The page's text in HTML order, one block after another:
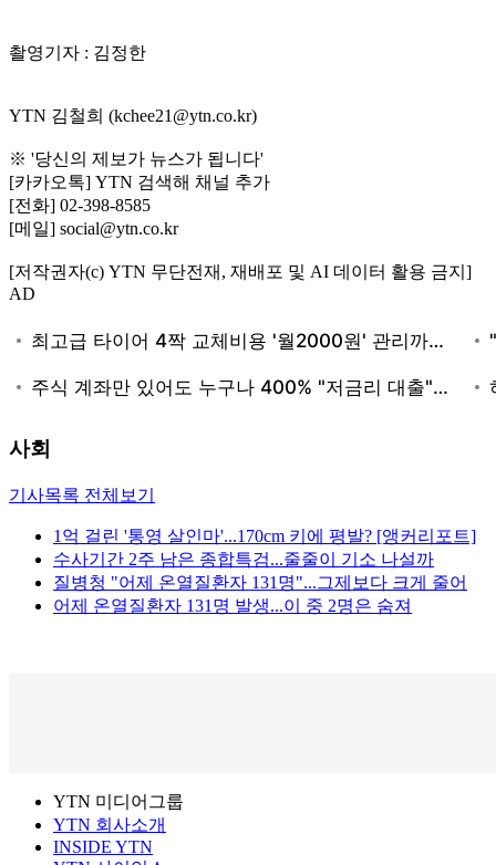
촬영기자 : 김정한
YTN 김철희 (kchee21@ytn.co.kr)
※ '당신의 제보가 뉴스가 됩니다'
[카카오톡] YTN 검색해 채널 추가
[전화] 02-398-8585
[메일] social@ytn.co.kr
[저작권자(c) YTN 무단전재, 재배포 및 AI 데이터 활용 금지]
AD
사회
기사목록 전체보기
1억 걸린 '통영 살인마'...170cm 키에 평발? [앵커리포트]
수사기간 2주 남은 종합특검...줄줄이 기소 나설까
질병청 "어제 온열질환자 131명"...그제보다 크게 줄어
어제 온열질환자 131명 발생...이 중 2명은 숨져
YTN 미디어그룹
YTN 회사소개
INSIDE YTN